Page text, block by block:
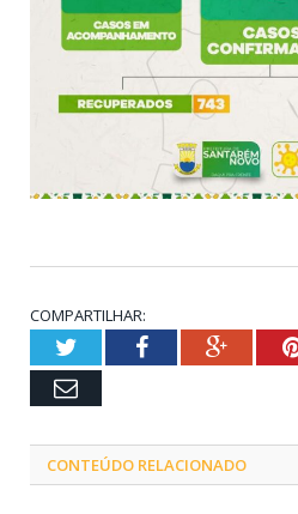
COMPARTILHAR:
TwitterFacebook
Email
CONTEÚDO RELACIONADO